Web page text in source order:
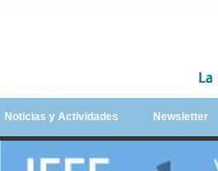
Noticias y Actividades Newsletter